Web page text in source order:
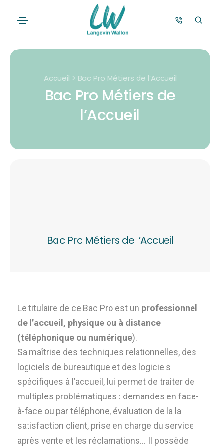
Accueil > Bac Pro Métiers de l’Accueil
Bac Pro Métiers de
l’Accueil
Bac Pro Métiers de l’Accueil
Le titulaire de ce Bac Pro est un professionnel
de l’accueil, physique ou à distance
(téléphonique ou numérique).
Sa maîtrise des techniques relationnelles, des
logiciels de bureautique et des logiciels
spécifiques à l’accueil, lui permet de traiter de
multiples problématiques : demandes en face-
à-face ou par téléphone, évaluation de la la
satisfaction client, prise en charge du service
après vente et les réclamations… Il possède